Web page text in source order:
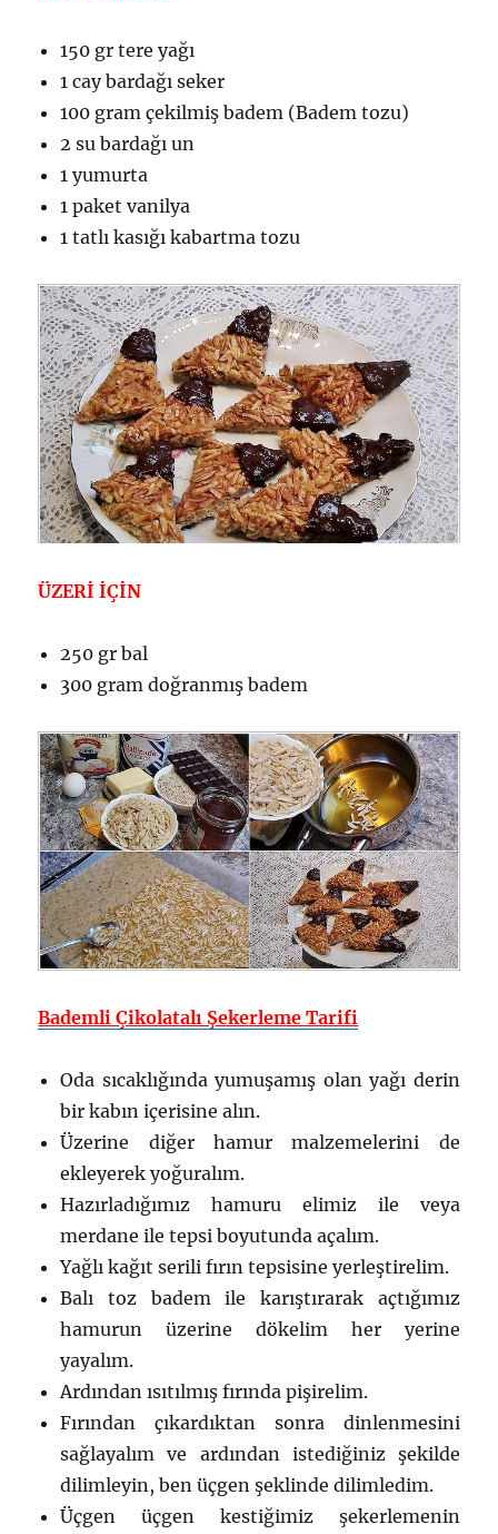
150 gr tere yağı
1 cay bardağı seker
100 gram çekilmiş badem (Badem tozu)
2 su bardağı un
1 yumurta
1 paket vanilya
1 tatlı kasığı kabartma tozu
ÜZERİ İÇİN
250 gr bal
300 gram doğranmış badem
Bademli Çikolatalı Şekerleme Tarifi
Oda sıcaklığında yumuşamış olan yağı derin
bir kabın içerisine alın.
Üzerine diğer hamur malzemelerini de
ekleyerek yoğuralım.
Hazırladığımız hamuru elimiz ile veya
merdane ile tepsi boyutunda açalım.
Yağlı kağıt serili fırın tepsisine yerleştirelim.
Balı toz badem ile karıştırarak açtığımız
hamurun üzerine dökelim her yerine
yayalım.
Ardından ısıtılmış fırında pişirelim.
Fırından çıkardıktan sonra dinlenmesini
sağlayalım ve ardından istediğiniz şekilde
dilimleyin, ben üçgen şeklinde dilimledim.
Üçgen üçgen kestiğimiz şekerlemenin